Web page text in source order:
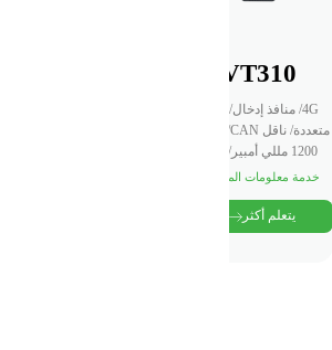
VT310
4G/ منافذ إدخال/إخراج
متعددة/ ناقل CAN/ بطارية
1200 مللي أمبير/ IP66
خدمة معلومات المركبات
يتعلم أكثر